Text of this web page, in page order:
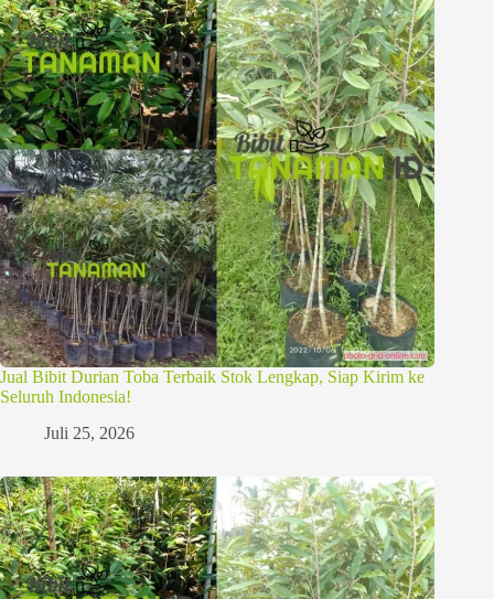
Jual Bibit Durian Toba Terbaik Stok Lengkap, Siap Kirim ke
Seluruh Indonesia!
Juli 25, 2026